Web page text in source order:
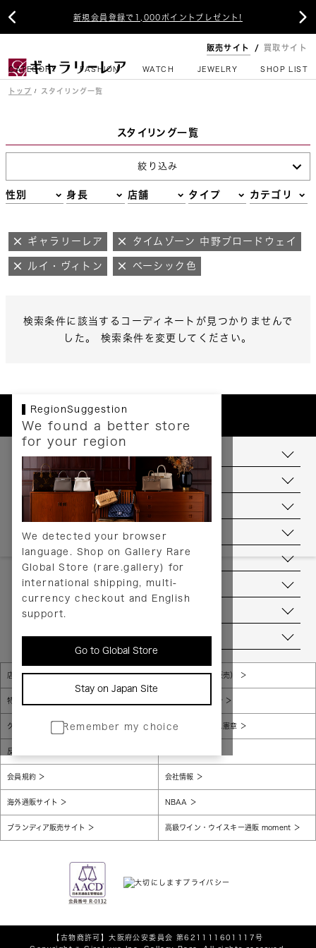
新規会員登録で1,000ポイントプレゼント!
 
販売サイト 買取サイト
CATEGORY FASHION WATCH JEWELRY SHOP LIST
トップ スタイリング一覧
スタイリング一覧
絞り込み
性別 身長 店舗 タイプ カテゴリ
ギャラリーレア タイムゾーン 中野ブロードウェイ
ルイ・ヴィトン ベーシック色
検索条件に該当するコーディネートが見つかりませんで
した。 検索条件を変更してください。
RegionSuggestion
We found a better store
for your region
We detected your browser
language. Shop on Gallery Rare
Global Store (rare.gallery) for
international shipping, multi-
currency checkout and English
support.
Go to Global Store
Stay on Japan Site
Remember my choice
お支払いについて
配送について
送料について
返品について
ヘルプ
お問い合わせ
当店について
店舗一覧 販売規約（店頭販売）
特定商取引法に基づく表示 個人情報保護方針
グローバルプライバシーポリシー コンプライアンス憲章
反社会的勢力に対する基本方針
会員規約 会社情報
海外通販サイト NBAA
ブランディア販売サイト 高級ワイン・ウイスキー通販 moment
【古物商許可】大阪府公安委員会 第621111601117号